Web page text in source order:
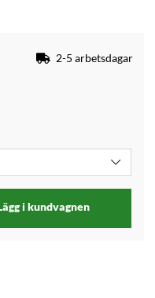
2-5 arbetsdagar
i kundvagnen